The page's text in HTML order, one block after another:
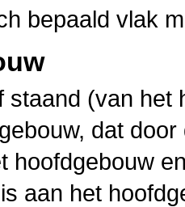
bepaald vlak
staand (van het
dat
hoofdgebouw
aan het